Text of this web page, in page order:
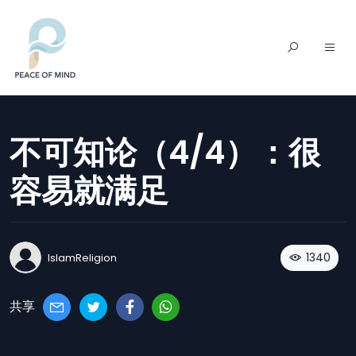
不可知论（4/4）：很
容易就满足
IslamReligion 1340
共享